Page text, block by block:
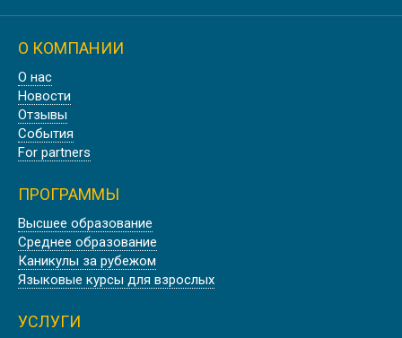
О КОМПАНИИ
О нас
Новости
Отзывы
События
For partners
ПРОГРАММЫ
Высшее образование
Среднее образование
Каникулы за рубежом
Языковые курсы для взрослых
УСЛУГИ